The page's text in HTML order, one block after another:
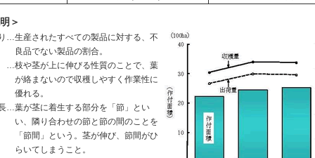
＞
…生産されたすべての製品に対する、不
良品でない製品の割合。
…枝や茎が上に伸びる性質のことで、葉
が絡まないので収穫しやすく作業性に
優れる。
…葉が茎に着生する部分を「節」とい
い、隣り合わせの節と節の間のことを
「節間」という。茎が伸び、節間がひ
らいてしまうこと。